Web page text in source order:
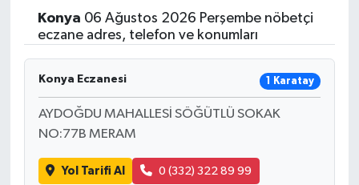
Konya 06 Ağustos 2026 Perşembe nöbetçi
eczane adres, telefon ve konumları
Konya Eczanesi 1 Karatay
AYDOĞDU MAHALLESİ SÖĞÜTLÜ SOKAK
NO:77B MERAM
Yol Tarifi Al 0 (332) 322 89 99